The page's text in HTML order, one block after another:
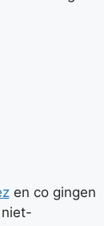
en co gingen